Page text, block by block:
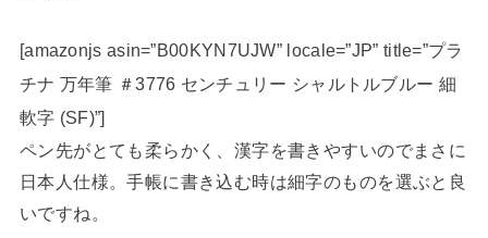
[amazonjs asin=”B00KYN7UJW” locale=”JP” title=”プラ
チナ 万年筆 ＃3776 センチュリー シャルトルブルー 細
軟字 (SF)”]
ペン先がとても柔らかく、漢字を書きやすいのでまさに
日本人仕様。手帳に書き込む時は細字のものを選ぶと良
いですね。